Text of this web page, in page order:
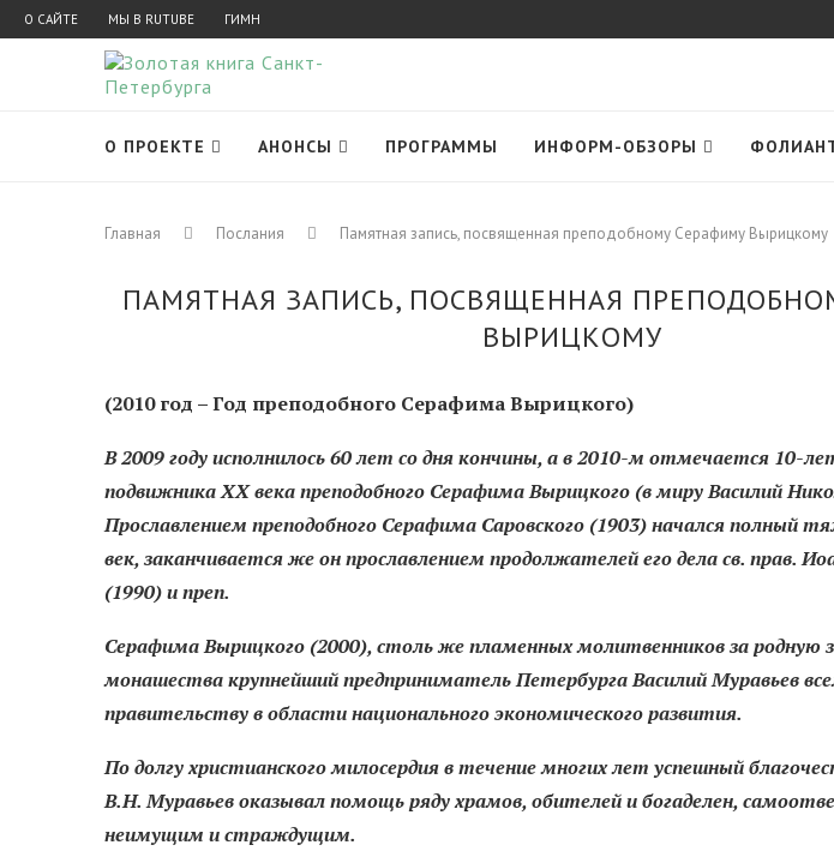
О САЙТЕ МЫ В RUTUBE ГИМН
О ПРОЕКТЕ АНОНСЫ ПРОГРАММЫ ИНФОРМ-ОБЗОРЫ
Главная Послания Памятная запись, посвященная преподобному Серафиму Вырицкому
ПАМЯТНАЯ ЗАПИСЬ, ПОСВЯЩЕННАЯ
ВЫРИЦКОМУ
(2010 год – Год преподобного Серафима Вырицкого)
В 2009 году исполнилось 60 лет со дня кончины, а в 2010-м отмечается 10-
подвижника XX века преподобного Серафима Вырицкого (в миру Василий
Прославлением преподобного Серафима Саровского (1903) начался полный
век, заканчивается же он прославлением продолжателей его дела св. прав.
(1990) и преп.
Серафима Вырицкого (2000), столь же пламенных молитвенников за
монашества крупнейший предприниматель Петербурга Василий Муравьев
правительству в области национального экономического развития.
По долгу христианского милосердия в течение многих лет успешный
В.Н. Муравьев оказывал помощь ряду храмов, обителей и богаделен,
неимущим и страждущим.